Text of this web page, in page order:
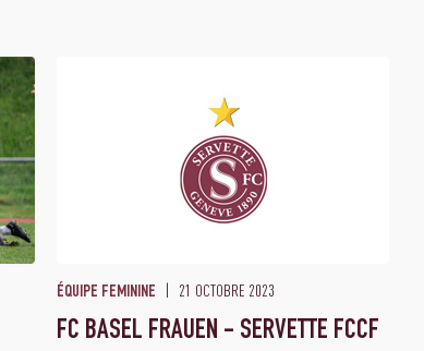
ÉQUIPE FEMININE 21 OCTOBRE 2023
FC BASEL FRAUEN - SERVETTE FCCF